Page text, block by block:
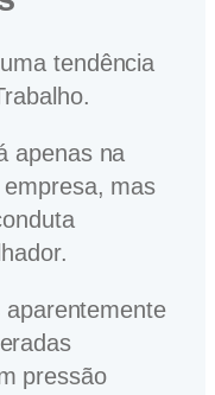
tendência
apenas na
mas
aparentemente
pressão